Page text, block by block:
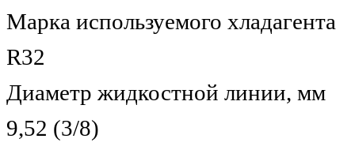
Марка используемого хладагента
R32
Диаметр жидкостной линии, мм
9,52 (3/8)